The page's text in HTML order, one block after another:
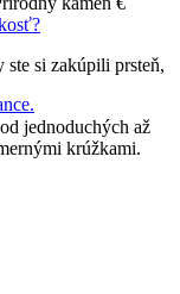
si zakúpili prsteň,
jednoduchých až
krúžkami.